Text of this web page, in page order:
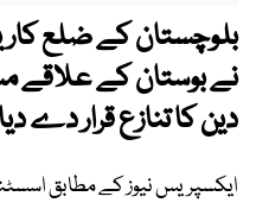
بلوچستان کے ضلع
نے بوستان کے علاقے
دین کا تنازع قرار دے
ایکسپریس نیوز کے مطابق